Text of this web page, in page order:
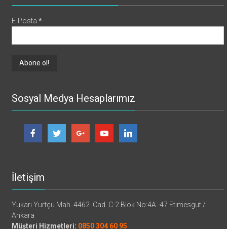
E-Posta*
Sosyal Medya Hesaplarımız
İletişim
Yukarı Yurtçu Mah. 4462. Cad. C-2 Blok No:4A -47 Etimesgut /
Ankara
Müşteri Hizmetleri: 0850 304 60 95